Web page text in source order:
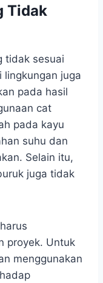
Tidak
tidak sesuai
lingkungan juga
pada hasil
cat
pada kayu
suhu dan
Selain itu,
juga tidak
proyek. Untuk
menggunakan